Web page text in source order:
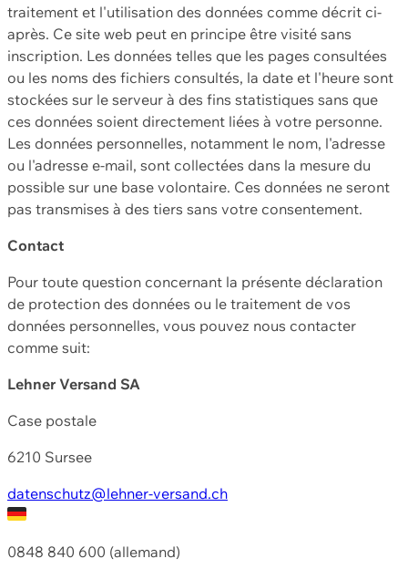
traitement et l'utilisation des données comme décrit ci-
après. Ce site web peut en principe être visité sans
inscription. Les données telles que les pages consultées
ou les noms des fichiers consultés, la date et l'heure sont
stockées sur le serveur à des fins statistiques sans que
ces données soient directement liées à votre personne.
Les données personnelles, notamment le nom, l'adresse
ou l'adresse e-mail, sont collectées dans la mesure du
possible sur une base volontaire. Ces données ne seront
pas transmises à des tiers sans votre consentement.
Contact
Pour toute question concernant la présente déclaration
de protection des données ou le traitement de vos
données personnelles, vous pouvez nous contacter
comme suit:
Lehner Versand SA
Case postale
6210 Sursee
datenschutz@lehner-versand.ch
0848 840 600 (allemand)